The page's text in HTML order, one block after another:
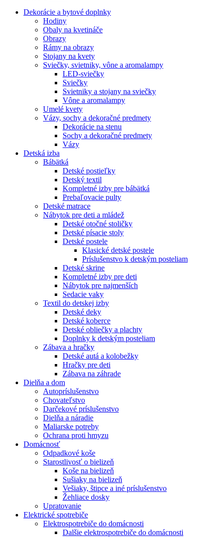
Dekorácie a bytové doplnky
Hodiny
Obaly na kvetináče
Obrazy
Rámy na obrazy
Stojany na kvety
Sviečky, svietniky, vône a aromalampy
LED-sviečky
Sviečky
Svietniky a stojany na sviečky
Vône a aromalampy
Umelé kvety
Vázy, sochy a dekoračné predmety
Dekorácie na stenu
Sochy a dekoračné predmety
Vázy
Detská izba
Bábätká
Detské postieľky
Detský textil
Kompletné izby pre bábätká
Prebaľovacie pulty
Detské matrace
Nábytok pre deti a mládež
Detské otočné stoličky
Detské písacie stoly
Detské postele
Klasické detské postele
Príslušenstvo k detským posteliam
Detské skrine
Kompletné izby pre deti
Nábytok pre najmenších
Sedacie vaky
Textil do detskej izby
Detské deky
Detské koberce
Detské obliečky a plachty
Doplnky k detským posteliam
Zábava a hračky
Detské autá a kolobežky
Hračky pre deti
Zábava na záhrade
Dielňa a dom
Autopríslušenstvo
Chovateľstvo
Darčekové príslušenstvo
Dielňa a náradie
Maliarske potreby
Ochrana proti hmyzu
Domácnosť
Odpadkové koše
Starostlivosť o bielizeň
Koše na bielizeň
Sušiaky na bielizeň
Vešiaky, štipce a iné príslušenstvo
Žehliace dosky
Upratovanie
Elektrické spotrebiče
Elektrospotrebiče do domácnosti
Dalšie elektrospotrebiče do domácnosti